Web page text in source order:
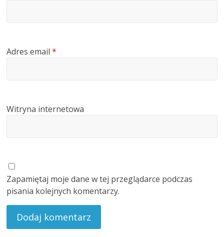
Adres email*
Witryna internetowa
Zapamiętaj moje dane w tej przeglądarce podczas
pisania kolejnych komentarzy.